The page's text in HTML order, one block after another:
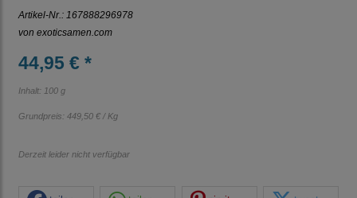
Artikel-Nr.: 167888296978
von exoticsamen.com
44,95 € *
Inhalt: 100 g
Grundpreis: 449,50 € / Kg
Derzeit leider nicht verfügbar